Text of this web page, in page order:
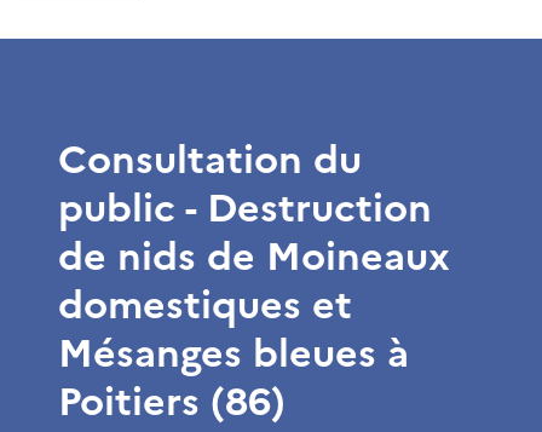
Consultation du
public - Destruction
de nids de Moineaux
domestiques et
Mésanges bleues à
Poitiers (86)